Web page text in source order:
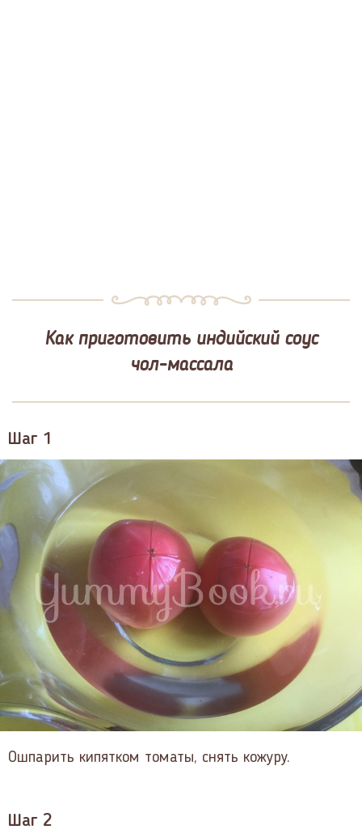
Как приготовить индийский соус
чол-массала
Шаг 1
Ошпарить кипятком томаты, снять кожуру.
Шаг 2